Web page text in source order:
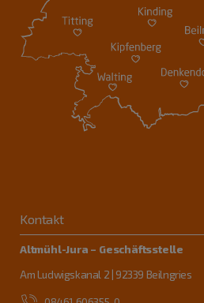
Kontakt
Altmühl-Jura – Geschäftsstelle
Am Ludwigskanal 2 | 92339 Beilngries